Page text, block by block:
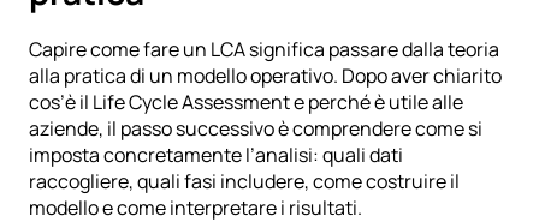
Capire come fare un LCA significa passare dalla teoria
alla pratica di un modello operativo. Dopo aver chiarito
cos’è il Life Cycle Assessment e perché è utile alle
aziende, il passo successivo è comprendere come si
imposta concretamente l’analisi: quali dati
raccogliere, quali fasi includere, come costruire il
modello e come interpretare i risultati.